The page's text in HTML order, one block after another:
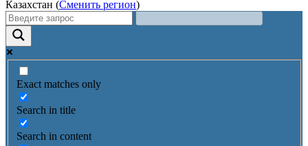
Казахстан (Сменить регион)
Exact matches only
Search in title
Search in content